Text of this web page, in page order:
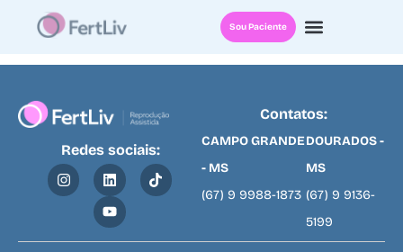
Sou Paciente
Blog
Redes sociais:
Contatos:
CAMPO GRANDE
- MS
(67) 9 9988-1873
DOURADOS -
MS
(67) 9 9136-
5199